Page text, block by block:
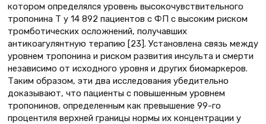
котором определялся уровень высокочувствительного
тропонина Т у 14 892 пациентов с ФП с высоким риском
тромботических осложнений, получавших
антикоагулянтную терапию [23]. Установлена связь между
уровнем тропонина и риском развития инсульта и смерти
независимо от исходного уровня и других биомаркеров.
Таким образом, эти два исследования убедительно
доказывают, что пациенты с повышенным уровнем
тропонинов, определенным как превышение 99-го
процентиля верхней границы нормы их концентрации у